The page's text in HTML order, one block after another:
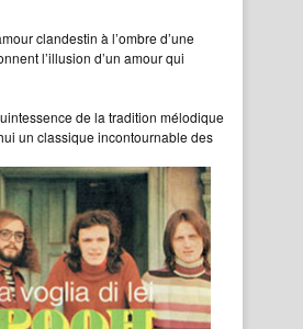
clandestin à l’ombre d’une
l’illusion d’un amour qui
de la tradition mélodique
un classique incontournable des